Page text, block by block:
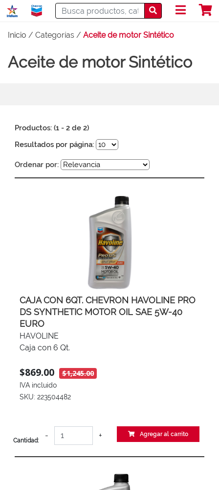
Inicio / Categorías / Aceite de motor Sintético
Aceite de motor Sintético
Productos: (1 - 2 de 2)
Resultados por página:
Ordenar por:
CAJA CON 6QT. CHEVRON HAVOLINE PRO
DS SYNTHETIC MOTOR OIL SAE 5W-40
EURO
HAVOLINE
Caja con 6 Qt.
$869.00 $1,245.00
IVA incluido
SKU: 223504482
Cantidad:
- + Agregar al carrito